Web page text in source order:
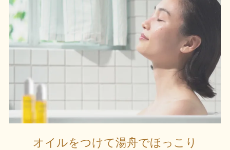
オイルをつけて湯舟でほっこり